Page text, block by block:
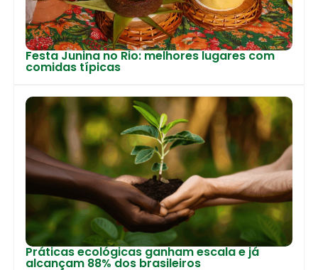
Festa Junina no Rio: melhores lugares com
comidas típicas
Práticas ecológicas ganham escala e já
alcançam 88% dos brasileiros